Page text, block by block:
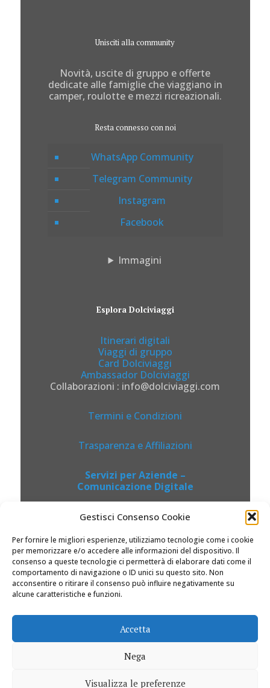
Gestisci Consenso Cookie
Per fornire le migliori esperienze, utilizziamo tecnologie come i cookie
per memorizzare e/o accedere alle informazioni del dispositivo. Il
consenso a queste tecnologie ci permetterà di elaborare dati come il
comportamento di navigazione o ID unici su questo sito. Non
acconsentire o ritirare il consenso può influire negativamente su
alcune caratteristiche e funzioni.
Accetta
Nega
Visualizza le preferenze
Unisciti alla community
Novità, uscite di gruppo e offerte
dedicate alle famiglie che viaggiano in
camper, roulotte e mezzi ricreazionali.
Resta connesso con noi
WhatsApp Community
Telegram Community
Instagram
Facebook
Immagini
Esplora Dolciviaggi
Itinerari digitali
Viaggi di gruppo
Card Dolciviaggi
Ambassador Dolciviaggi
Collaborazioni : info@dolciviaggi.com
Termini e Condizioni
Trasparenza e Affiliazioni
Servizi per Aziende –
Comunicazione Digitale